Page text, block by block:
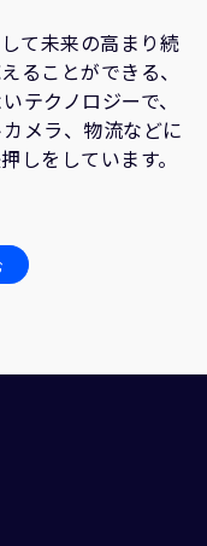
て未来の高まり続
ることができる、
テクノロジーで、
メラ、物流などに
しをしています。